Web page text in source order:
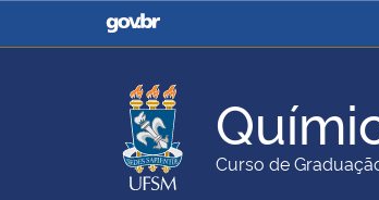
Casa Civil
Ministério da Agricultura,
Pecuária e Abastecimento
Ministério
Curso de